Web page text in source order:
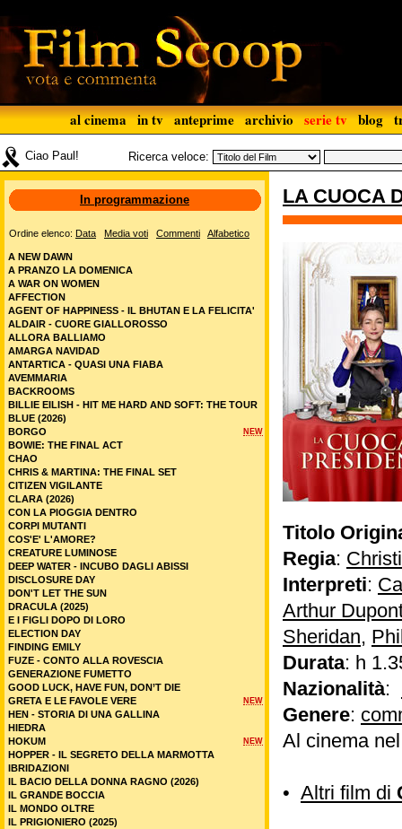
al cinema in tv anteprime archivio serie tv blog
Ciao Paul! Ricerca veloce:
LA CUOCA
Titolo
Regia:
Interpreti:
Arthur
Sheridan,
Durata: h
Nazionalità:
Genere:
Al cinema
• Altri film di
In programmazione
Ordine elenco: Data Media voti Commenti Alfabetico
A NEW DAWN
A PRANZO LA DOMENICA
A WAR ON WOMEN
AFFECTION
AGENT OF HAPPINESS - IL BHUTAN E LA FELICITA'
ALDAIR - CUORE GIALLOROSSO
ALLORA BALLIAMO
AMARGA NAVIDAD
ANTARTICA - QUASI UNA FIABA
AVEMMARIA
BACKROOMS
BILLIE EILISH - HIT ME HARD AND SOFT: THE TOUR
BLUE (2026)
NEW
BORGO
BOWIE: THE FINAL ACT
CHAO
CHRIS & MARTINA: THE FINAL SET
CITIZEN VIGILANTE
CLARA (2026)
CON LA PIOGGIA DENTRO
CORPI MUTANTI
COS'E' L'AMORE?
CREATURE LUMINOSE
DEEP WATER - INCUBO DAGLI ABISSI
DISCLOSURE DAY
DON'T LET THE SUN
DRACULA (2025)
E I FIGLI DOPO DI LORO
ELECTION DAY
FINDING EMILY
FUZE - CONTO ALLA ROVESCIA
GENERAZIONE FUMETTO
GOOD LUCK, HAVE FUN, DON’T DIE
NEW
GRETA E LE FAVOLE VERE
HEN - STORIA DI UNA GALLINA
HIEDRA
NEW
HOKUM
HOPPER - IL SEGRETO DELLA MARMOTTA
IBRIDAZIONI
IL BACIO DELLA DONNA RAGNO (2026)
IL GRANDE BOCCIA
IL MONDO OLTRE
IL PRIGIONIERO (2025)